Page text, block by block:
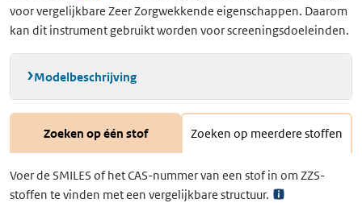
voor vergelijkbare Zeer Zorgwekkende eigenschappen. Daarom
kan dit instrument gebruikt worden voor screeningsdoeleinden.
Modelbeschrijving
Zoeken op één stof Zoeken op meerdere stoffen
Voer de SMILES of het CAS-nummer van een stof in om ZZS-
stoffen te vinden met een vergelijkbare structuur.